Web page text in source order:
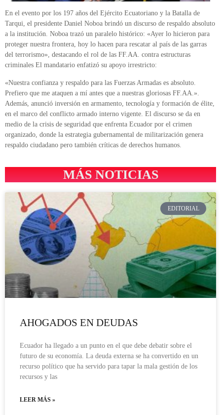
En el evento por los 197 años del Ejército Ecuatoriano y la Batalla de
Tarqui, el presidente Daniel Noboa brindó un discurso de respaldo absoluto
a la institución. Noboa trazó un paralelo histórico: «Ayer lo hicieron para
proteger nuestra frontera, hoy lo hacen para rescatar al país de las garras
del terrorismo», destacando el rol de las FF.AA. contra estructuras
criminales El mandatario enfatizó su apoyo irrestricto:
«Nuestra confianza y respaldo para las Fuerzas Armadas es absoluto.
Prefiero que me ataquen a mí antes que a nuestras gloriosas FF.AA.».
Además, anunció inversión en armamento, tecnología y formación de élite,
en el marco del conflicto armado interno vigente. El discurso se da en
medio de la crisis de seguridad que enfrenta Ecuador por el crimen
organizado, donde la estrategia gubernamental de militarización genera
respaldo ciudadano pero también críticas de derechos humanos.
MÁS NOTICIAS
EDITORIAL
AHOGADOS EN DEUDAS
Ecuador ha llegado a un punto en el que debe debatir sobre el
futuro de su economía. La deuda externa se ha convertido en un
recurso político que ha servido para tapar la mala gestión de los
recursos y las
LEER MÁS »